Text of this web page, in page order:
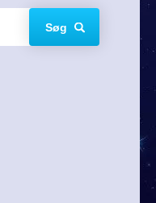
Søg